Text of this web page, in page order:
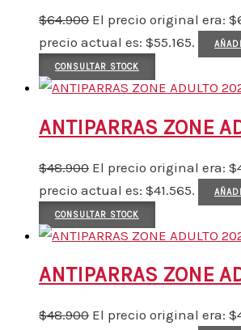
$64.900 El precio original era:
precio actual es: $55.165.
CONSULTAR STOCK
ANTIPARRAS ZONE
$48.900 El precio original era:
precio actual es: $41.565.
CONSULTAR STOCK
ANTIPARRAS ZONE
$48.900 El precio original era: